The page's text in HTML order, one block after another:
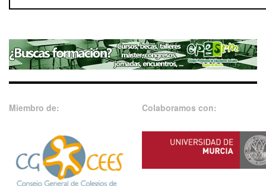
Miembro de: Colaboramos con: